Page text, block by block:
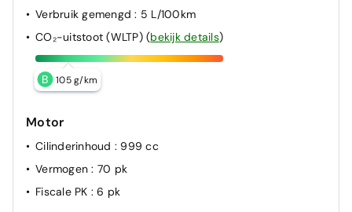
Verbruik gemengd: 5 L/100km
CO₂-uitstoot (WLTP) (bekijk details)
B 105 g/km
Motor
Cilinderinhoud : 999 cc
Vermogen: 70 pk
Fiscale PK : 6 pk